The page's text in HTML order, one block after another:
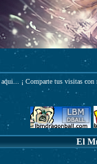
aqui ... ¡ Comparte tus visitas con
El